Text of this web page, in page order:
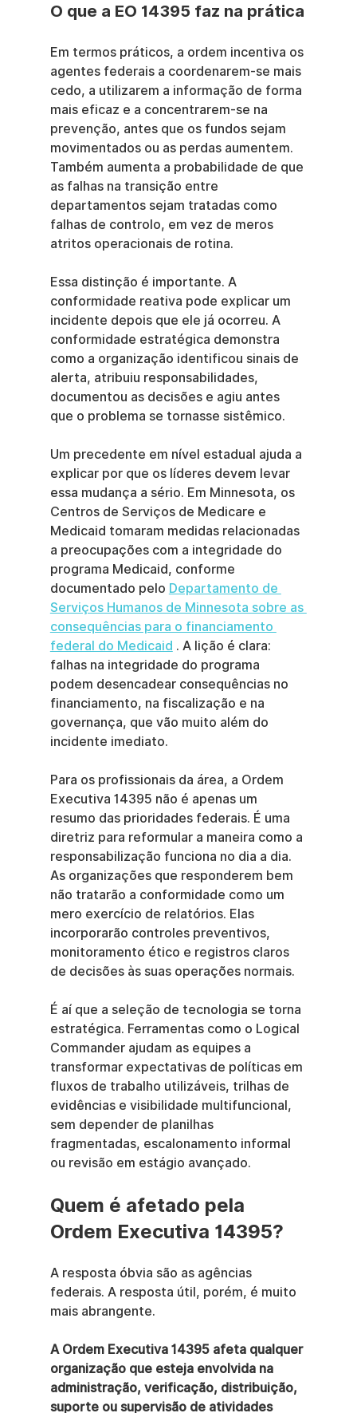
O que a EO 14395 faz na prática
Em termos práticos, a ordem incentiva os
agentes federais a coordenarem-se mais
cedo, a utilizarem a informação de forma
mais eficaz e a concentrarem-se na
prevenção, antes que os fundos sejam
movimentados ou as perdas aumentem.
Também aumenta a probabilidade de que
as falhas na transição entre
departamentos sejam tratadas como
falhas de controlo, em vez de meros
atritos operacionais de rotina.
Essa distinção é importante. A
conformidade reativa pode explicar um
incidente depois que ele já ocorreu. A
conformidade estratégica demonstra
como a organização identificou sinais de
alerta, atribuiu responsabilidades,
documentou as decisões e agiu antes
que o problema se tornasse sistêmico.
Um precedente em nível estadual ajuda a
explicar por que os líderes devem levar
essa mudança a sério. Em Minnesota, os
Centros de Serviços de Medicare e
Medicaid tomaram medidas relacionadas
a preocupações com a integridade do
programa Medicaid, conforme
documentado pelo Departamento de
Serviços Humanos de Minnesota sobre as
consequências para o financiamento
federal do Medicaid . A lição é clara:
falhas na integridade do programa
podem desencadear consequências no
financiamento, na fiscalização e na
governança, que vão muito além do
incidente imediato.
Para os profissionais da área, a Ordem
Executiva 14395 não é apenas um
resumo das prioridades federais. É uma
diretriz para reformular a maneira como a
responsabilização funciona no dia a dia.
As organizações que responderem bem
não tratarão a conformidade como um
mero exercício de relatórios. Elas
incorporarão controles preventivos,
monitoramento ético e registros claros
de decisões às suas operações normais.
É aí que a seleção de tecnologia se torna
estratégica. Ferramentas como o Logical
Commander ajudam as equipes a
transformar expectativas de políticas em
fluxos de trabalho utilizáveis, trilhas de
evidências e visibilidade multifuncional,
sem depender de planilhas
fragmentadas, escalonamento informal
ou revisão em estágio avançado.
Quem é afetado pela
Ordem Executiva 14395?
A resposta óbvia são as agências
federais. A resposta útil, porém, é muito
mais abrangente.
A Ordem Executiva 14395 afeta qualquer
organização que esteja envolvida na
administração, verificação, distribuição,
suporte ou supervisão de atividades